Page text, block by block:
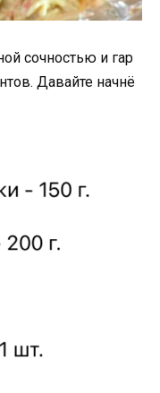
сочностью и гар
Давайте начнё